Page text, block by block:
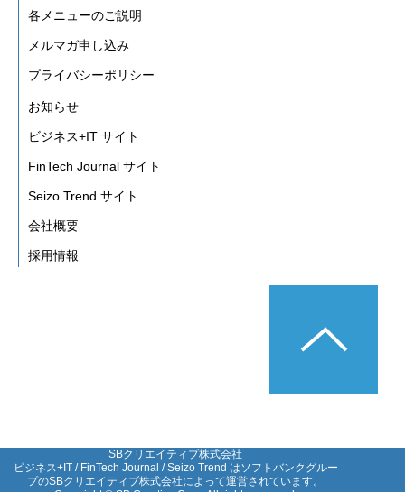
各メニューのご説明
メルマガ申し込み
プライバシーポリシー
お知らせ
ビジネス+IT サイト
FinTech Journal サイト
Seizo Trend サイト
会社概要
採用情報
SBクリエイティブ株式会社
ビジネス+IT / FinTech Journal / Seizo Trend はソフトバンクグルー
プのSBクリエイティブ株式会社によって運営されています。